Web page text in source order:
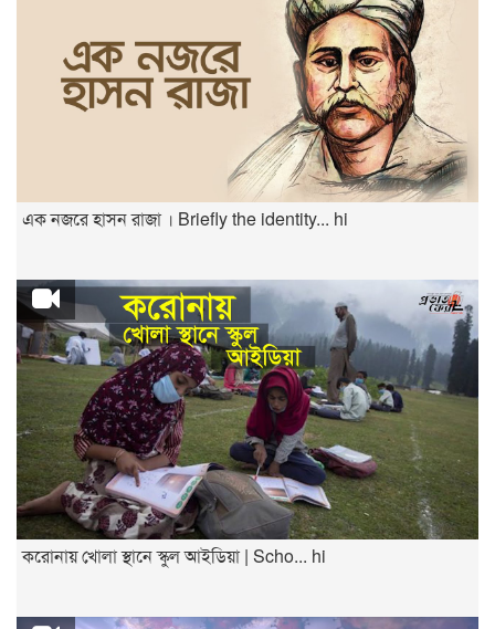
এক নজরে হাসন রাজা । Briefly the identity... hi
করোনায় খোলা স্থানে স্কুল আইডিয়া | Scho... hi